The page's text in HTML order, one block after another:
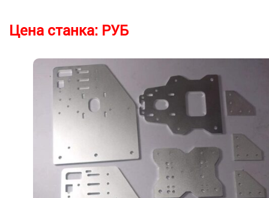
Цена станка: РУБ